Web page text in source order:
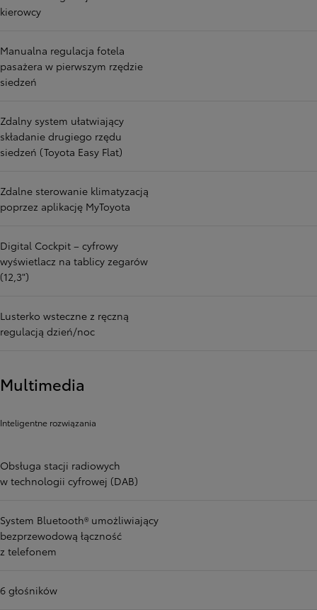
kierowcy
Manualna regulacja fotela
pasażera w pierwszym rzędzie
siedzeń
Zdalny system ułatwiający
składanie drugiego rzędu
siedzeń (Toyota Easy Flat)
Zdalne sterowanie klimatyzacją
poprzez aplikację MyToyota
Digital Cockpit – cyfrowy
wyświetlacz na tablicy zegarów
(12,3")
Lusterko wsteczne z ręczną
regulacją dzień/noc
Multimedia
Inteligentne rozwiązania
Obsługa stacji radiowych
w technologii cyfrowej (DAB)
System Bluetooth® umożliwiający
bezprzewodową łączność
z telefonem
6 głośników